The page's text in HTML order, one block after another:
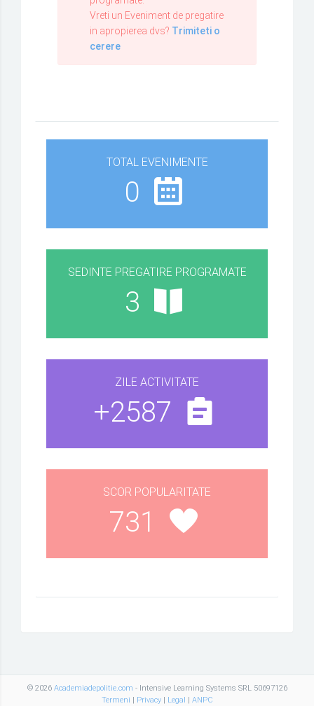
Vreti un Eveniment de pregatire
in apropierea dvs? Trimiteti o
cerere
TOTAL EVENIMENTE
0
SEDINTE PREGATIRE PROGRAMATE
3
ZILE ACTIVITATE
+2587
SCOR POPULARITATE
731
© 2026 Academiadepolitie.com - Intensive Learning Systems SRL 50697126
Termeni | Privacy| Legal | ANPC